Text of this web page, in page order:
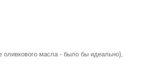
масла - было бы идеально),